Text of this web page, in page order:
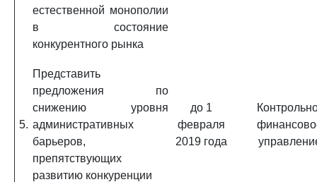
естественной монополии
в состояние
конкурентного рынка
5.
Представить
предложения по
снижению уровня
административных
барьеров,
препятствующих
развитию конкуренции
до 1
февраля
2019 года